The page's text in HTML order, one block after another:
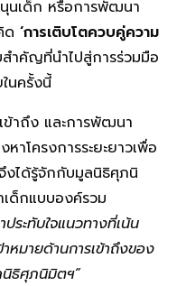
นเด็ก หรือการพัฒนา
ด ‘การเติบโตควบคู่ความ
ำคัญที่นำไปสู่การร่วมมือ
นครั้งนี้
ข้าถึง และการพัฒนา
าโครงการระยะยาวเพื่อ
งได้รู้จักกับมูลนิธิศุภนิ
ด็กแบบองค์รวม
าประทับใจแนวทางที่เน้น
หมายด้านการเข้าถึงของ
ธิศุภนิมิตฯ”